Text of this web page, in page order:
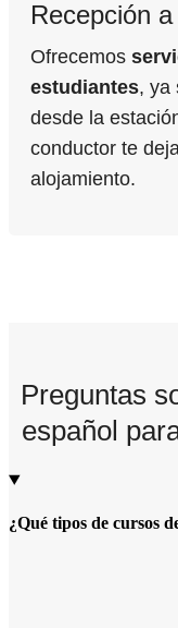
Recepción
Ofrecemos
estudiantes, ya
desde la
conductor te
alojamiento.
Preguntas
español
¿Qué tipos de cursos